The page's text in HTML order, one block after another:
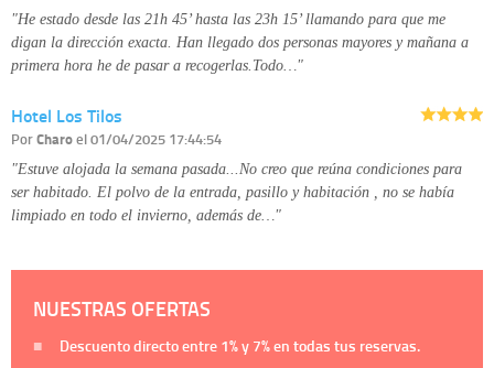
"He estado desde las 21h 45’ hasta las 23h 15’ llamando para que me
digan la dirección exacta. Han llegado dos personas mayores y mañana a
primera hora he de pasar a recogerlas.Todo…"
Hotel Los Tilos
PorCharoel 01/04/2025 17:44:54
"Estuve alojada la semana pasada...No creo que reúna condiciones para
ser habitado. El polvo de la entrada, pasillo y habitación , no se había
limpiado en todo el invierno, además de…"
NUESTRAS OFERTAS
Descuento directo entre 1%y 7%en todas tus reservas.